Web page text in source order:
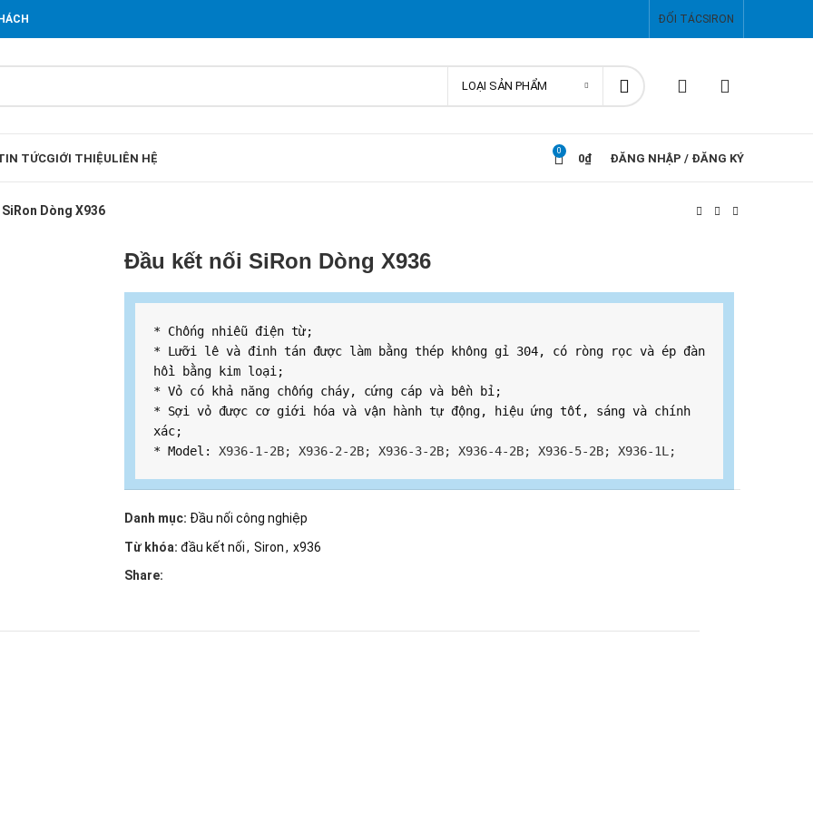
ĐỐI TÁCSIRON
LOẠI SẢN PHẨM
TỨCGIỚI THIỆULIÊN HỆ
0
0₫ ĐĂNG NHẬP / ĐĂNG KÝ
Dòng X936
Đầu kết nối SiRon Dòng X936
* Chống nhiễu điện từ;
* Lưỡi lê và đinh tán được làm bằng thép không gỉ 304, có ròng rọc và ép đàn
hồi bằng kim loại;
* Vỏ có khả năng chống cháy, cứng cáp và bền bỉ;
* Sợi vỏ được cơ giới hóa và vận hành tự động, hiệu ứng tốt, sáng và chính
xác;
* Model: X936-1-2B; X936-2-2B; X936-3-2B; X936-4-2B; X936-5-2B; X936-1L;
Danh mục: Đầu nối công nghiệp
Từ khóa: đầu kết nối, Siron, x936
Share: